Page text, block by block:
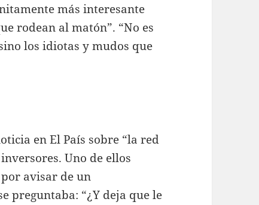
más interesante
rodean al matón”. “No es
los idiotas y mudos que
en El País sobre “la red
Uno de ellos
avisar de un
preguntaba: “¿Y deja que le